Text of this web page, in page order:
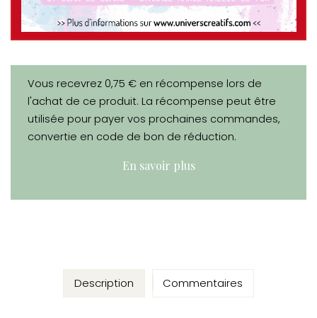
Vous recevrez 0,75 € en récompense lors de
l'achat de ce produit. La récompense peut être
utilisée pour payer vos prochaines commandes,
convertie en code de bon de réduction.
En savoir plus
Description Commentaires